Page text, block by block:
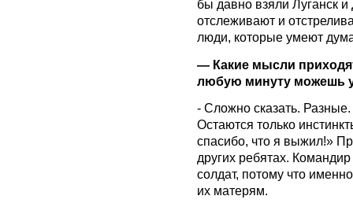
бы давно взяли Луганск
отслеживают и
люди, которые умеют
— Какие мысли
любую минуту можешь
- Сложно сказать.
Остаются только
спасибо, что я выжил!»
других ребятах.
солдат, потому что
их матерям.